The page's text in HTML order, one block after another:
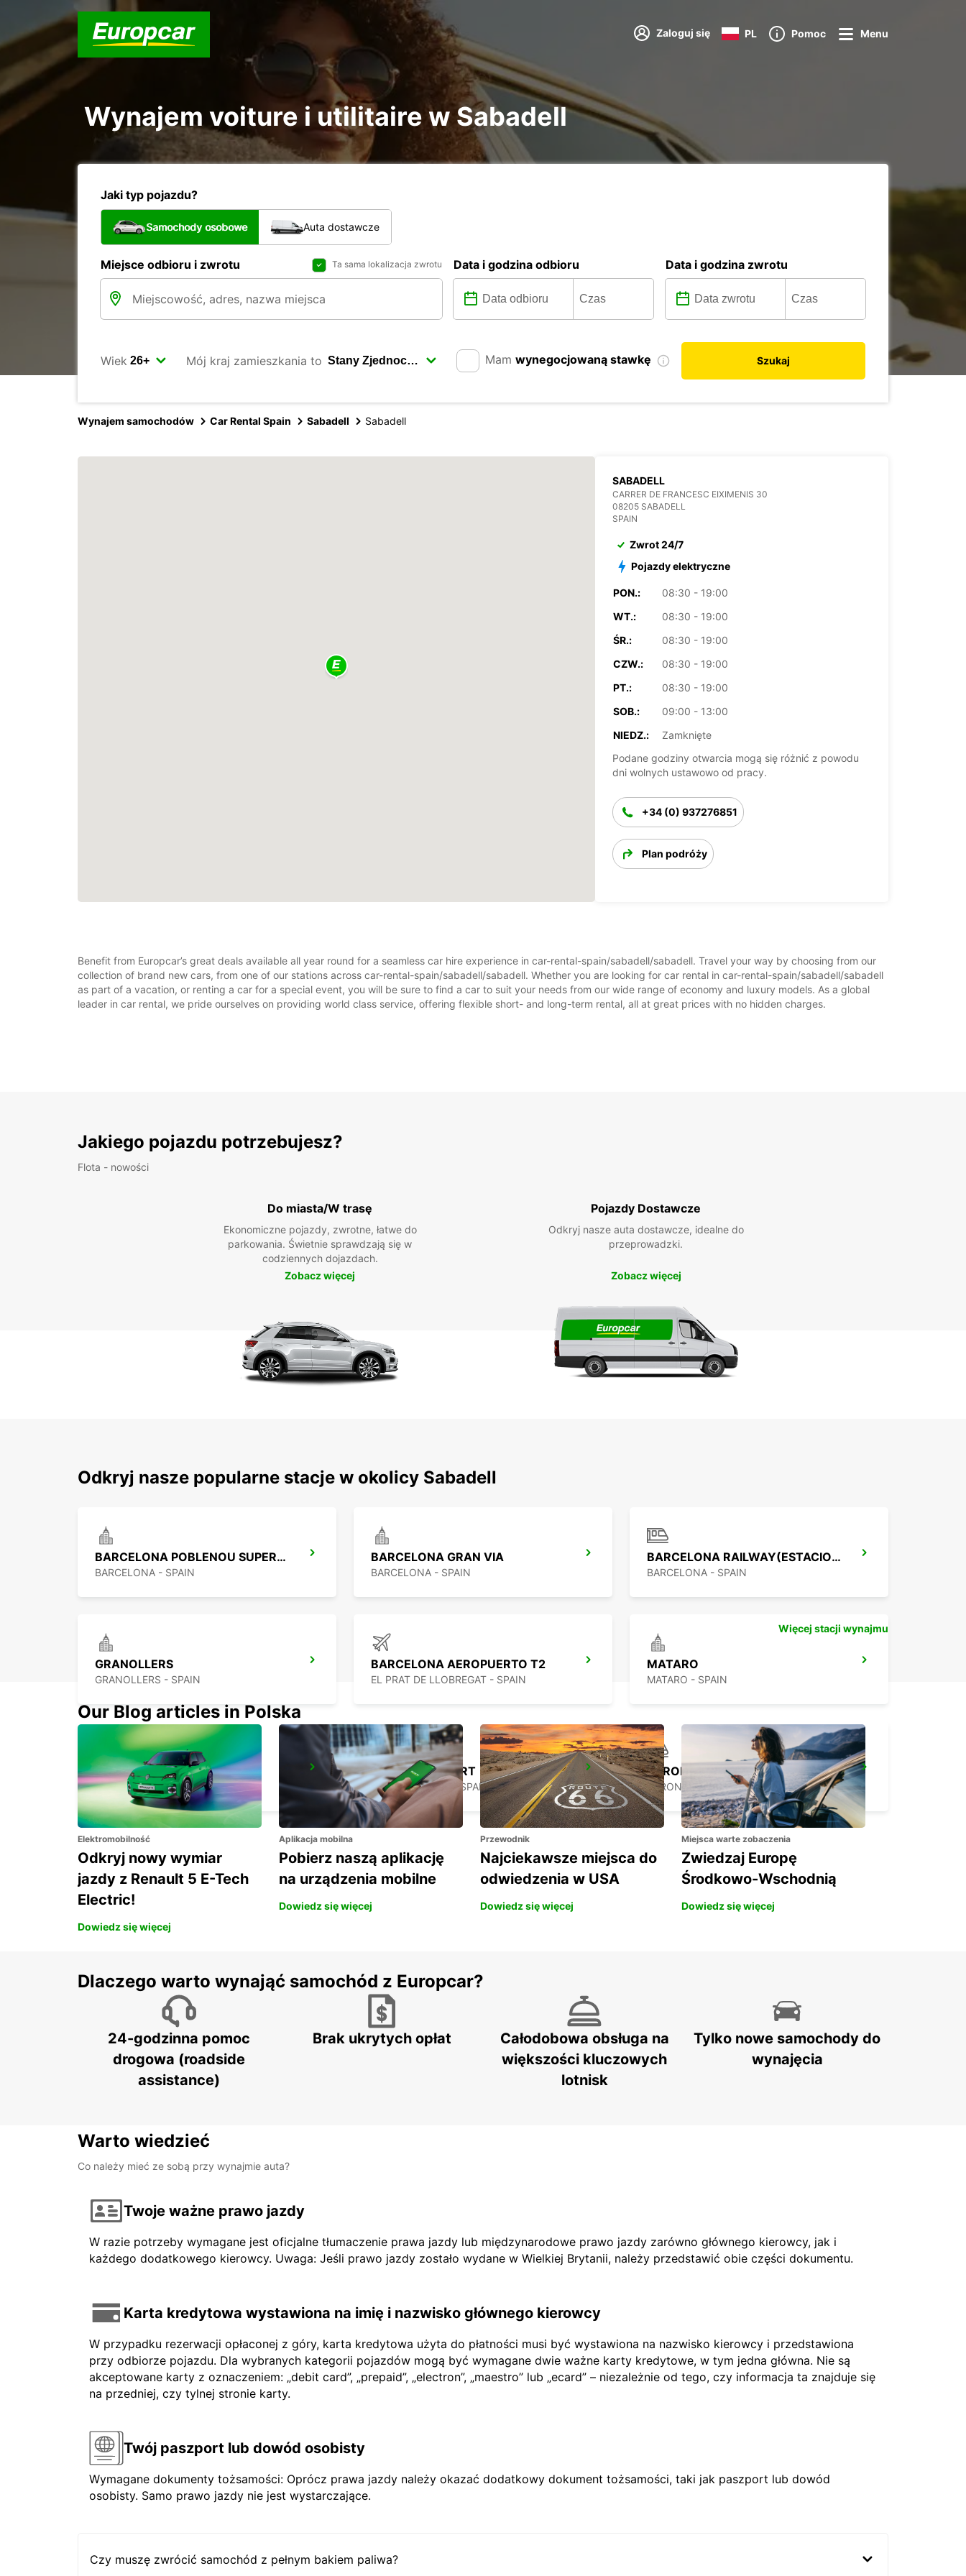
Zaloguj się PL Pomoc Menu
Wynajem voiture i utilitaire w Sabadell
Jaki typ pojazdu?
Samochody osobowe Auta dostawcze
Miejsce odbioru i zwrotu Ta sama lokalizacja zwrotu Data i godzina odbioru Data i godzina zwrotu
Wiek Mój kraj zamieszkania to Mam wynegocjowaną stawkę Szukaj
Wynajem samochodów Car Rental Spain Sabadell Sabadell
SABADELL
CARRER DE FRANCESC EIXIMENIS 30
08205 SABADELL
SPAIN
Zwrot 24/7
Pojazdy elektryczne
PON.:
08:30 - 19:00
WT.:
08:30 - 19:00
ŚR.:
08:30 - 19:00
CZW.:
08:30 - 19:00
PT.:
08:30 - 19:00
SOB.:
09:00 - 13:00
NIEDZ.:
Zamknięte
Podane godziny otwarcia mogą się różnić z powodu
dni wolnych ustawowo od pracy.
+34 (0) 937276851
Plan podróży
Benefit from Europcar’s great deals available all year round for a seamless car hire experience in car-rental-spain/sabadell/sabadell. Travel your way by choosing from our
collection of brand new cars, from one of our stations across car-rental-spain/sabadell/sabadell. Whether you are looking for car rental in car-rental-spain/sabadell/sabadell
as part of a vacation, or renting a car for a special event, you will be sure to find a car to suit your needs from our wide range of economy and luxury models. As a global
leader in car rental, we pride ourselves on providing world class service, offering flexible short- and long-term rental, all at great prices with no hidden charges.
Jakiego pojazdu potrzebujesz?
Flota - nowości
Do miasta/W trasę
Ekonomiczne pojazdy, zwrotne, łatwe do
parkowania. Świetnie sprawdzają się w
codziennych dojazdach.
Zobacz więcej
Pojazdy Dostawcze
Odkryj nasze auta dostawcze, idealne do
przeprowadzki.
Zobacz więcej
Odkryj nasze popularne stacje w okolicy Sabadell
BARCELONA POBLENOU SUPERSITE
BARCELONA - SPAIN
BARCELONA GRAN VIA
BARCELONA - SPAIN
BARCELONA RAILWAY(ESTACION D SANTS)
BARCELONA - SPAIN
GRANOLLERS
GRANOLLERS - SPAIN
BARCELONA AEROPUERTO T2
EL PRAT DE LLOBREGAT - SPAIN
MATARO
MATARO - SPAIN
BARCELONA AIRPORT
EL PRAT DE LLOBREGAT - SPAIN
GERONA AIRPORT
VILOBÍ D'ONYAR - SPAIN
GERONA RAILWAY STATION
GERONA - SPAIN
Więcej stacji wynajmu
Our Blog articles in Polska
Elektromobilność
Odkryj nowy wymiar
jazdy z Renault 5 E-Tech
Electric!
Dowiedz się więcej
Aplikacja mobilna
Pobierz naszą aplikację
na urządzenia mobilne
Dowiedz się więcej
Przewodnik
Najciekawsze miejsca do
odwiedzenia w USA
Dowiedz się więcej
Miejsca warte zobaczenia
Zwiedzaj Europę
Środkowo-Wschodnią
Dowiedz się więcej
Dlaczego warto wynająć samochód z Europcar?
24-godzinna pomoc
drogowa (roadside
assistance)
Brak ukrytych opłat
Całodobowa obsługa na
większości kluczowych
lotnisk
Tylko nowe samochody do
wynajęcia
Warto wiedzieć
Co należy mieć ze sobą przy wynajmie auta?
Twoje ważne prawo jazdy
W razie potrzeby wymagane jest oficjalne tłumaczenie prawa jazdy lub międzynarodowe prawo jazdy zarówno głównego kierowcy, jak i
każdego dodatkowego kierowcy. Uwaga: Jeśli prawo jazdy zostało wydane w Wielkiej Brytanii, należy przedstawić obie części dokumentu.
Karta kredytowa wystawiona na imię i nazwisko głównego kierowcy
W przypadku rezerwacji opłaconej z góry, karta kredytowa użyta do płatności musi być wystawiona na nazwisko kierowcy i przedstawiona
przy odbiorze pojazdu. Dla wybranych kategorii pojazdów mogą być wymagane dwie ważne karty kredytowe, w tym jedna główna. Nie są
akceptowane karty z oznaczeniem: „debit card”, „prepaid”, „electron”, „maestro” lub „ecard” – niezależnie od tego, czy informacja ta znajduje się
na przedniej, czy tylnej stronie karty.
Twój paszport lub dowód osobisty
Wymagane dokumenty tożsamości: Oprócz prawa jazdy należy okazać dodatkowy dokument tożsamości, taki jak paszport lub dowód
osobisty. Samo prawo jazdy nie jest wystarczające.
Czy muszę zwrócić samochód z pełnym bakiem paliwa?